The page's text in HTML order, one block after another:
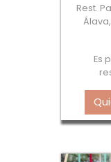
Rest.
Es